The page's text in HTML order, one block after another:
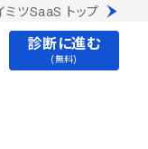
ツSaaS トップ
診断に進む
(無料)